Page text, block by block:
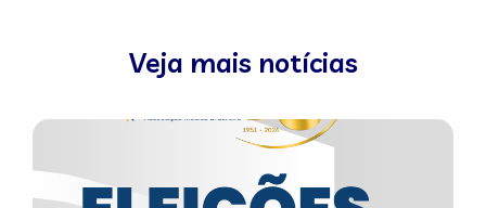
Veja mais notícias